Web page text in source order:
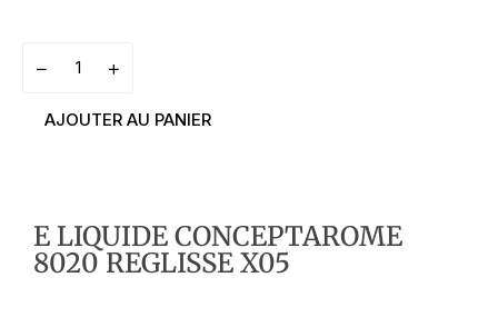
AJOUTER AU PANIER
E LIQUIDE CONCEPTAROME
8020 REGLISSE X05